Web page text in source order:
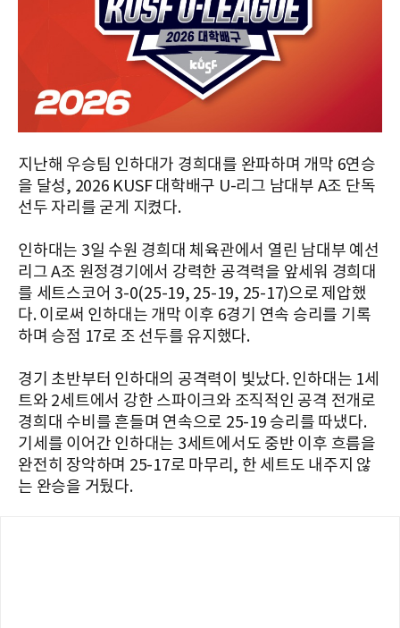
지난해 우승팀 인하대가 경희대를 완파하며 개막 6연승
을 달성, 2026 KUSF 대학배구 U-리그 남대부 A조 단독
선두 자리를 굳게 지켰다.
인하대는 3일 수원 경희대 체육관에서 열린 남대부 예선
리그 A조 원정경기에서 강력한 공격력을 앞세워 경희대
를 세트스코어 3-0(25-19, 25-19, 25-17)으로 제압했
다. 이로써 인하대는 개막 이후 6경기 연속 승리를 기록
하며 승점 17로 조 선두를 유지했다.
경기 초반부터 인하대의 공격력이 빛났다. 인하대는 1세
트와 2세트에서 강한 스파이크와 조직적인 공격 전개로
경희대 수비를 흔들며 연속으로 25-19 승리를 따냈다.
기세를 이어간 인하대는 3세트에서도 중반 이후 흐름을
완전히 장악하며 25-17로 마무리, 한 세트도 내주지 않
는 완승을 거뒀다.